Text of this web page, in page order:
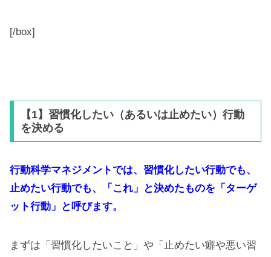
[/box]
【1】習慣化したい（あるいは止めたい）行動
を決める
行動科学マネジメントでは、習慣化したい行動でも、
止めたい行動でも、「これ」と決めたものを「ターゲ
ット行動」と呼びます。
まずは「習慣化したいこと」や「止めたい癖や悪い習